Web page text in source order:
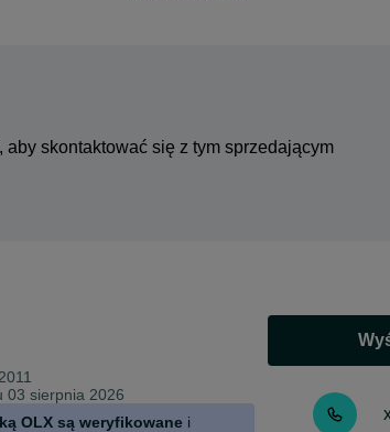
aby skontaktować się z tym sprzedającym
03 sierpnia 2026
OLX są weryfikowane i